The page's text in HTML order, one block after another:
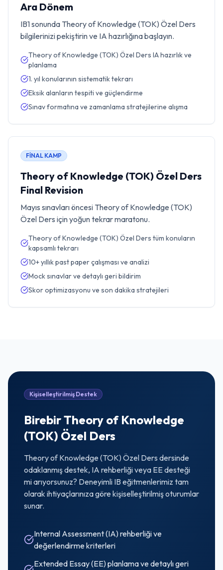
Ara Dönem
IB1 sonunda Theory of Knowledge (TOK) Özel Ders
bilgilerinizi pekiştirin ve IA hazırlığına başlayın.
Theory of Knowledge (TOK) Özel Ders IA hazırlık ve
planlama
1. yıl konularının sistematik tekrarı
Eksik alanların tespiti ve güçlendirme
Sınav formatına ve zamanlama stratejilerine alışma
FİNAL KAMP
Theory of Knowledge (TOK) Özel Ders
Final Revision
Mayıs sınavları öncesi Theory of Knowledge (TOK)
Özel Ders için yoğun tekrar maratonu.
Theory of Knowledge (TOK) Özel Ders tüm konuların
kapsamlı tekrarı
10+ yıllık past paper çalışması ve analizi
Mock sınavlar ve detaylı geri bildirim
Skor optimizasyonu ve son dakika stratejileri
Kişiselleştirilmiş Destek
BirebirTheory of Knowledge
(TOK) Özel Ders
Theory of Knowledge (TOK) Özel Ders dersinde
odaklanmış destek, IA rehberliği veya EE desteği
mi arıyorsunuz? Deneyimli IB eğitmenlerimiz tam
olarak ihtiyaçlarınıza göre kişiselleştirilmiş oturumlar
sunar.
Internal Assessment (IA) rehberliği ve
değerlendirme kriterleri
Extended Essay (EE) planlama ve detaylı geri